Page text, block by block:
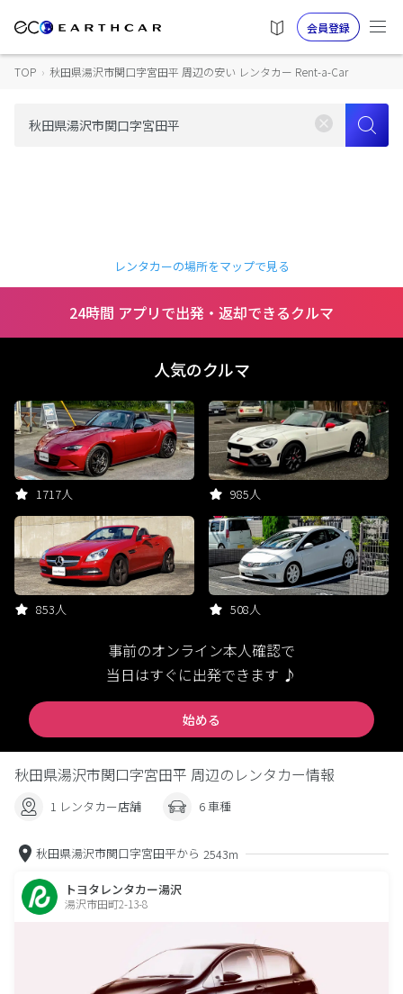
会員登録
TOP › 秋田県湯沢市関口字宮田平 周辺の安い レンタカー Rent-a-Car
レンタカーの場所をマップで見る
24時間 アプリで出発・返却できるクルマ
人気のクルマ
1717人 985人
853人 508人
事前のオンライン本人確認で
当日はすぐに出発できます ♪
始める
秋田県湯沢市関口字宮田平 周辺のレンタカー情報
1 レンタカー店舗 6 車種
秋田県湯沢市関口字宮田平から 2543m
トヨタレンタカー湯沢
湯沢市田町2-13-8